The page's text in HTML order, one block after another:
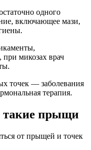
одного
включающее мази,
микозах врач
точек — заболевания
терапия.
такие прыщи
от прыщей и точек